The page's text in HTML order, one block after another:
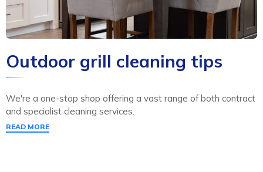
Outdoor grill cleaning tips
We're a one-stop shop offering a vast range of both contract
and specialist cleaning services.
READ MORE